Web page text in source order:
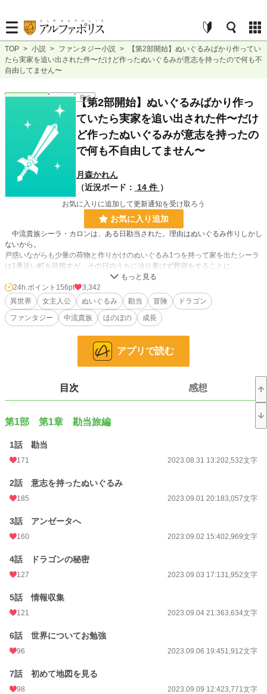
TOP > 小説 > ファンタジー小説 >
【第2部開始】ぬいぐるみばかり作ってい
たら実家を追い出された件〜だけど作ったぬいぐるみが意志を持ったので何も不
自由してません〜
ファンタジー 連載中 長編
【第2部開始】ぬいぐるみばかり作っ
ていたら実家を追い出された件〜だけ
ど作ったぬいぐるみが意志を持ったの
で何も不自由してません〜
月森かれん
（近況ボード：
14 件 ）
お気に入りに追加して更新通知を受け取ろう
お気に入り追加
中流貴族シーラ・カロンは、ある日勘当された。理由はぬいぐるみ作りしかし
ないから。
戸惑いながらも少量の荷物と作りかけのぬいぐるみ1つを持って家を出たシーラ
は1番近い町を目指すが、その日のうちに辿り着けず野宿をすることに。
暇だったので、ぬいぐるみを完成させようと意気込み、ついに夜更けに完成させ
る。
疲れから眠りこけていると聞き慣れない低い声。
なんと、ぬいぐるみが喋っていた。
しかもぬいぐるみには帰りたい場所があるようで……。
天真爛漫娘✕ワケアリぬいぐるみのドタバタ冒険ファンタジー。
※この作品は小説家になろう・ノベルアップ+にも掲載しています。
8,906 位 / 228,955 件
24h.ポイント
週間ポイント
月間ポイント 2,780 pt (12,848 位)
年間ポイント
累計ポイント 138,977 pt (25,048 位)
24h.ポイント 156pt
3,342
異世界
女主人公 ぬいぐるみ 勘当 冒険
ドラゴン
ファンタジー
中流貴族 ほのぼの 成長
アプリで読む
目次 感想
第1部 第1章 勘当旅編
1話 勘当
171 2023.08.31 13:202,532文字
2話 意志を持ったぬいぐるみ
185 2023.09.01 20:183,057文字
3話 アンゼータへ
160 2023.09.02 15:402,969文字
4話 ドラゴンの秘密
127 2023.09.03 17:131,952文字
5話 情報収集
121 2023.09.04 21:363,634文字
6話 世界についてお勉強
96 2023.09.06 19:451,912文字
7話 初めて地図を見る
98 2023.09.09 12:423,771文字